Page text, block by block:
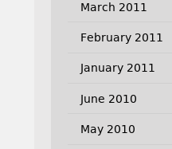
March 2011
February 2011
January 2011
June 2010
May 2010